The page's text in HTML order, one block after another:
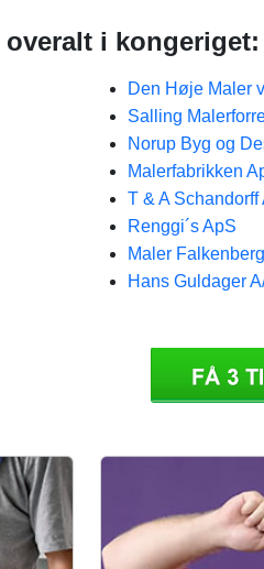
i kongeriget:
Den Høje Maler
Salling
Norup Byg og
Malerfabrikken
T & A Schandorff
Renggi´s ApS
Maler
Hans Guldager